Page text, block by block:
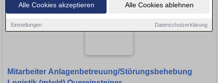
Alle Cookies akzeptieren Alle Cookies ablehnen
Einstellungen Datenschutzerklärung
Mitarbeiter Anlagenbetreuung/Störungsbehebung